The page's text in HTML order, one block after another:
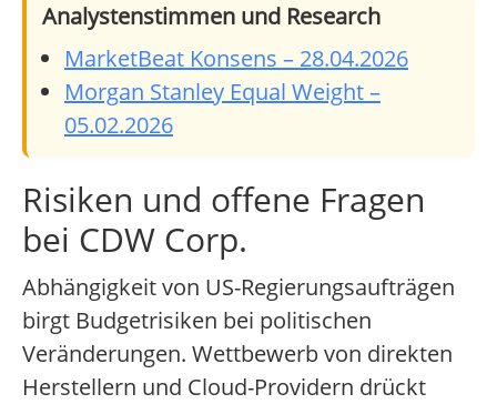
Analystenstimmen und Research
MarketBeat Konsens – 28.04.2026
Morgan Stanley Equal Weight –
05.02.2026
Risiken und offene Fragen
bei CDW Corp.
Abhängigkeit von US-Regierungsaufträgen
birgt Budgetrisiken bei politischen
Veränderungen. Wettbewerb von direkten
Herstellern und Cloud-Providern drückt